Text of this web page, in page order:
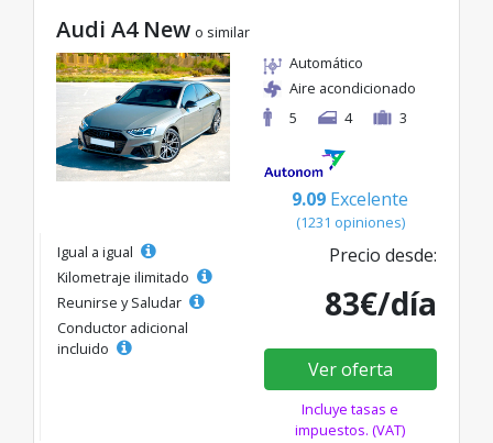
Audi A4 New o similar
Automático
Aire acondicionado
5
4 3
9.09 Excelente
(1231 opiniones)
Igual a igual
Kilometraje ilimitado
Reunirse y Saludar
Conductor adicional
incluido
Precio desde:
83€/día
Ver oferta
Incluye tasas e
impuestos. (VAT)